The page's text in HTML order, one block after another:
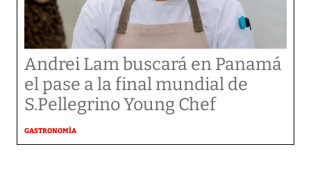
Andrei Lam buscará en Panamá
el pase a la final mundial de
S.Pellegrino Young Chef
GASTRONOMÍA